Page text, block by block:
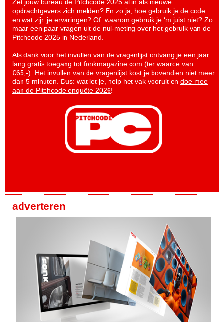
Zet jouw bureau de Pitchcode 2025 al in als nieuwe
opdrachtgevers zich melden? En zo ja, hoe gebruik je de code
en wat zijn je ervaringen? Of: waarom gebruik je ‘m juist niet? Zo
maar een paar vragen uit de nul-meting over het gebruik van de
Pitchcode 2025 in Nederland.
Als dank voor het invullen van de vragenlijst ontvang je een jaar
lang gratis toegang tot fonkmagazine.com (ter waarde van
€65,-). Het invullen van de vragenlijst kost je bovendien niet meer
dan 5 minuten. Dus: wat let je, help het vak vooruit en doe mee
aan de Pitchcode enquête 2026!
adverteren